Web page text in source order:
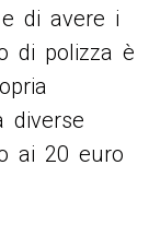
di avere i
di polizza è
diverse
ai 20 euro